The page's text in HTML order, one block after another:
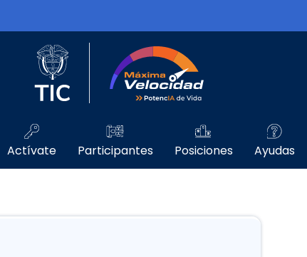
Logo del Ministerio TIC
Actívate Participantes Posiciones Ayudas